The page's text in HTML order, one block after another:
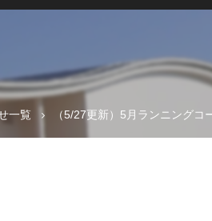
一覧